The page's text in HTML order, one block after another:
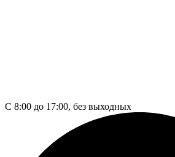
С 8:00 до 17:00, без выходных